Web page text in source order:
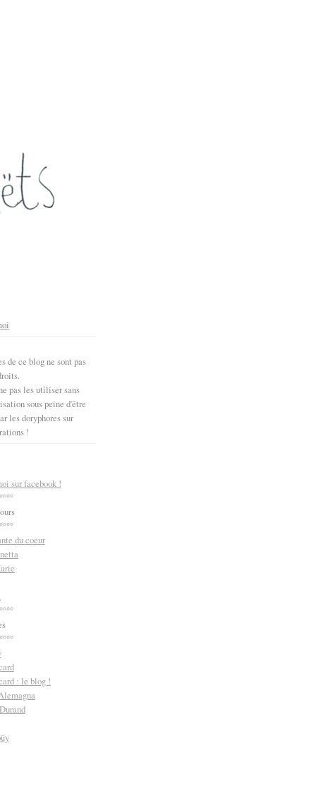
de ce blog ne sont pas
pas les utiliser sans
sous peine d'être
les doryphores sur
!
sur facebook !
du coeur
: le blog !